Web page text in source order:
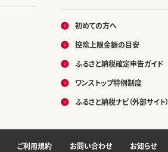
初めての方へ
控除上限金額の目安
ふるさと納税確定申告ガイド
ワンストップ特例制度
ふるさと納税ナビ（外部サイト）
ご利用規約 お問い合わせ お知らせ